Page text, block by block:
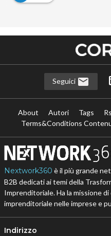
Seguici
About Autori Tags
Terms&Conditions
Nextwork360 è il più grande
B2B dedicati ai temi della
Imprenditoriale. Ha la missione
imprenditoriale nelle imprese e
Indirizzo